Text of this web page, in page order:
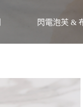
閃電泡芙 &